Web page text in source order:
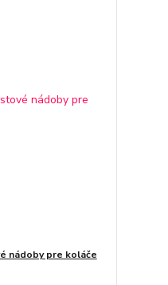
nádoby pre koláče